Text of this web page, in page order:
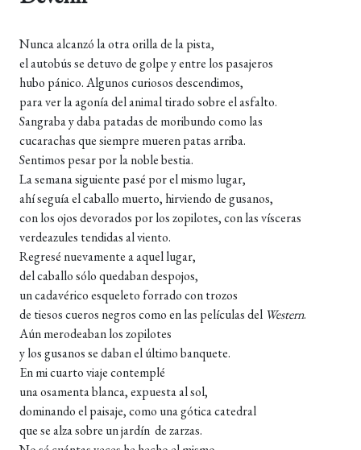
Nunca alcanzó la otra orilla de la pista,
el autobús se detuvo de golpe y entre los pasajeros
hubo pánico. Algunos curiosos descendimos,
para ver la agonía del animal tirado sobre el asfalto.
Sangraba y daba patadas de moribundo como las
cucarachas que siempre mueren patas arriba.
Sentimos pesar por la noble bestia.
La semana siguiente pasé por el mismo lugar,
ahí seguía el caballo muerto, hirviendo de gusanos,
con los ojos devorados por los zopilotes, con las vísceras
verdeazules tendidas al viento.
Regresé nuevamente a aquel lugar,
del caballo sólo quedaban despojos,
un cadavérico esqueleto forrado con trozos
de tiesos cueros negros como en las películas del Western.
Aún merodeaban los zopilotes
y los gusanos se daban el último banquete.
En mi cuarto viaje contemplé
una osamenta blanca, expuesta al sol,
dominando el paisaje, como una gótica catedral
que se alza sobre un jardín de zarzas.